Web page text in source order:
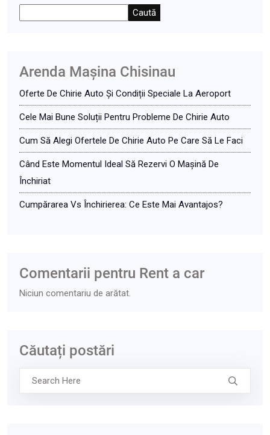
Caută
Arenda Maşina Chisinau
Oferte De Chirie Auto Și Condiții Speciale La Aeroport
Cele Mai Bune Soluții Pentru Probleme De Chirie Auto
Cum Să Alegi Ofertele De Chirie Auto Pe Care Să Le Faci
Când Este Momentul Ideal Să Rezervi O Mașină De
Închiriat
Cumpărarea Vs Închirierea: Ce Este Mai Avantajos?
Comentarii pentru Rent a car
Niciun comentariu de arătat.
Căutați postări